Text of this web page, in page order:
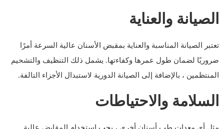
الصيانة والعناية
تعتبر الصيانة المناسبة والعناية بمقبض الأسنان عالية السرعة أمرًا
ضروريًا لضمان طول عمرها وكفاءتها. يشمل ذلك التنظيف والتشحيم
المنتظمين ، بالإضافة إلى الصيانة الدورية لاستبدال الأجزاء التالفة.
السلامة والاحتياطات